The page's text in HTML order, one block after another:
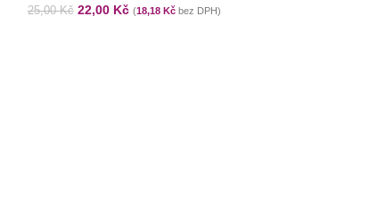
25,00Kč 22,00 Kč (18,18 Kčbez DPH)